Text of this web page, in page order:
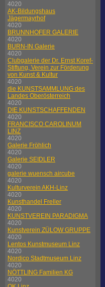
4020
AK-Bildungshaus
Jägermayrhof
4020
BRUNNHOFER GALERIE
4020
BURN-IN Galerie
4020
Clubgalerie der Dr. Ernst Koref-
Stiftung, Verein zur Förderung
von Kunst & Kultur
4020
die KUNSTSAMMLUNG des
Landes Oberösterreich
4020
DIE KUNSTSCHAFFENDEN
4020
FRANCISCO CAROLINUM
LINZ
4020
Galerie Fröhlich
4020
Galerie SEIDLER
4020
galerie wuensch aircube
4020
Kulturverein AKH-Linz
4020
Kunsthandel Freller
4020
KUNSTVEREIN PARADIGMA
4020
Kunstverein ZÜLOW GRUPPE
4020
Lentos Kunstmuseum Linz
4020
Nordico Stadtmuseum Linz
4020
NÖTTLING Familien KG
4020